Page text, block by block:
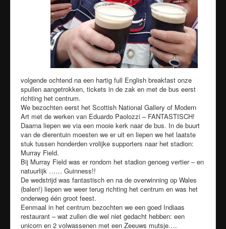
volgende ochtend na een hartig full English breakfast onze
spullen aangetrokken, tickets in de zak en met de bus eerst
richting het centrum.
We bezochten eerst het Scottish National Gallery of Modern
Art met de werken van Eduardo Paolozzi – FANTASTISCH!
Daarna liepen we via een mooie kerk naar de bus. In de buurt
van de dierentuin moesten we er uit en liepen we het laatste
stuk tussen honderden vrolijke supporters naar het stadion:
Murray Field.
Bij Murray Field was er rondom het stadion genoeg vertier – en
natuurlijk …… Guinness!!
De wedstrijd was fantastisch en na de overwinning op Wales
(balen!) liepen we weer terug richting het centrum en was het
onderweg één groot feest.
Eenmaal in het centrum bezochten we een goed Indiaas
restaurant – wat zullen die wel niet gedacht hebben: een
unicorn en 2 volwassenen met een Zeeuws mutsje….